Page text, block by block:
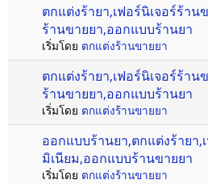
ตกแต่งร้ายา,เฟอร์นิเจอร์ร้า
ร้านขายยา,ออกแบบร้านยา
เริ่มโดย ตกแต่งร้านขายยา
ตกแต่งร้ายา,เฟอร์นิเจอร์ร้า
ร้านขายยา,ออกแบบร้านยา
เริ่มโดย ตกแต่งร้านขายยา
ออกแบบร้านยา,ตกแต่งร้ายา,
มิเนียม,ออกแบบร้านขายยา
เริ่มโดย ตกแต่งร้านขายยา